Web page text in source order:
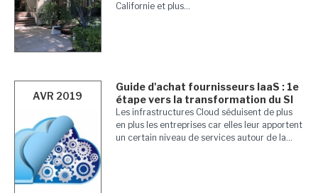
Californie et plus...
AVR 2019
Guide d'achat fournisseurs IaaS : 1e
étape vers la transformation du SI
Les infrastructures Cloud séduisent de plus
en plus les entreprises car elles leur apportent
un certain niveau de services autour de la...